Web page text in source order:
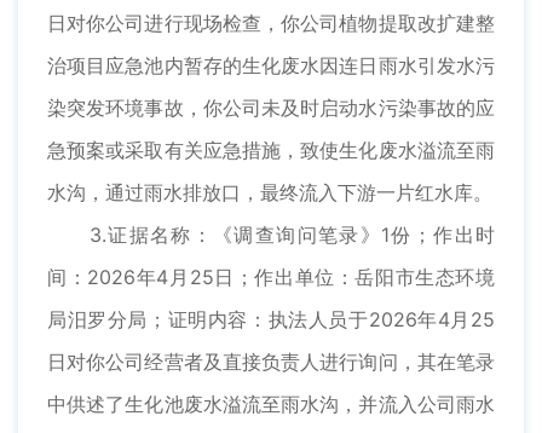
日对你公司进行现场检查，你公司植物提取改扩建整
治项目应急池内暂存的生化废水因连日雨水引发水污
染突发环境事故，你公司未及时启动水污染事故的应
急预案或采取有关应急措施，致使生化废水溢流至雨
水沟，通过雨水排放口，最终流入下游一片红水库。
3.证据名称：《调查询问笔录》1份；作出时
间：2026年4月25日；作出单位：岳阳市生态环境
局汨罗分局；证明内容：执法人员于2026年4月25
日对你公司经营者及直接负责人进行询问，其在笔录
中供述了生化池废水溢流至雨水沟，并流入公司雨水